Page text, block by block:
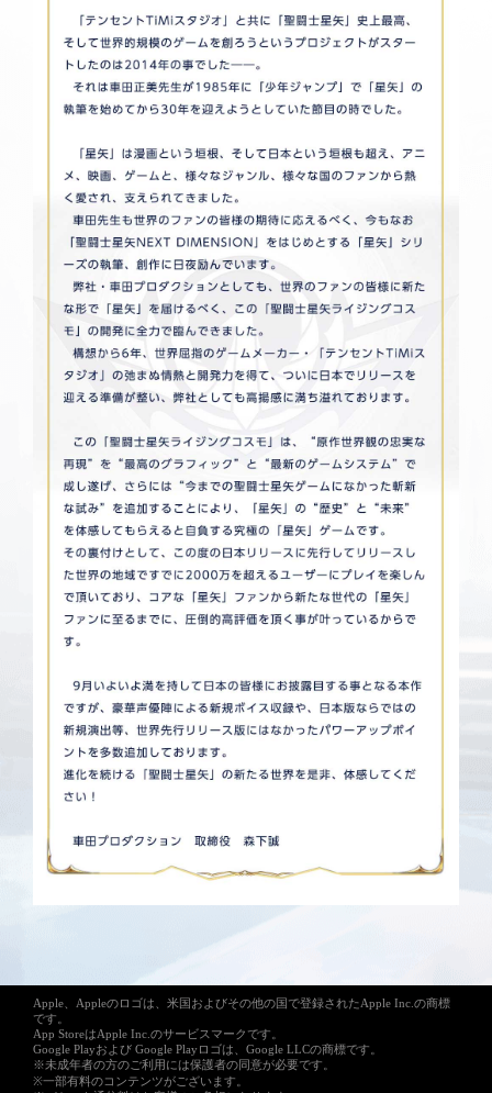
Apple、Appleのロゴは、米国およびその他の国で登録されたApple Inc.の商標
です。
App StoreはApple Inc.のサービスマークです。
Google Playおよび Google Playロゴは、Google LLCの商標です。
※未成年者の方のご利用には保護者の同意が必要です。
※一部有料のコンテンツがございます。